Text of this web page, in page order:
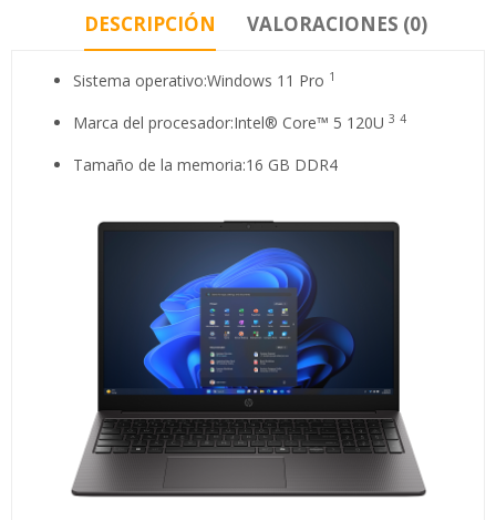
DESCRIPCIÓN VALORACIONES (0)
Sistema operativo:Windows 11 Pro 1
Marca del procesador:Intel® Core™ 5 120U 3 4
Tamaño de la memoria:16 GB DDR4